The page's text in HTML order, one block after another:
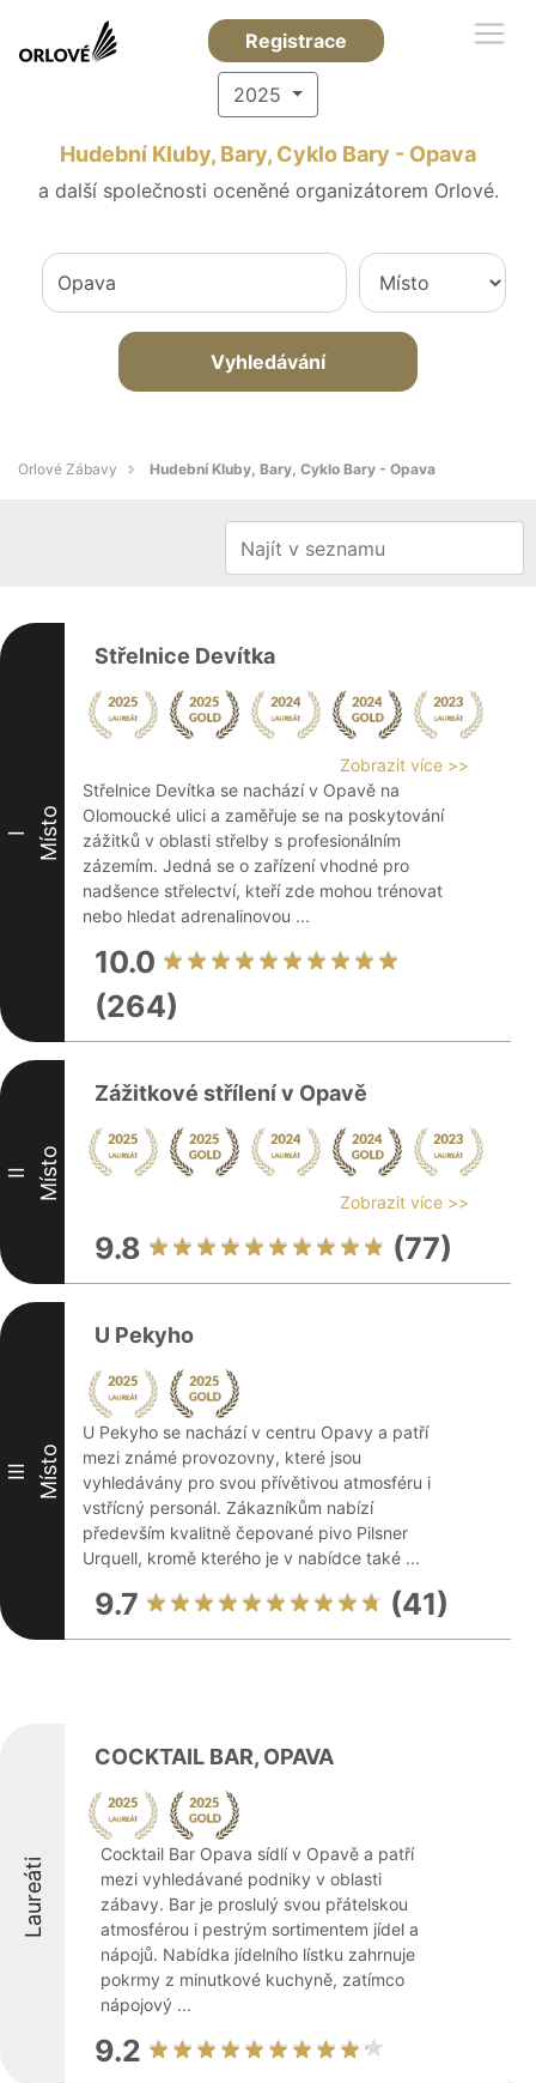
Registrace
2025
Hudební Kluby, Bary, Cyklo Bary - Opava
a další společnosti oceněné organizátorem Orlové.
Vyhledávání
Orlové Zábavy Hudební Kluby, Bary, Cyklo Bary - Opava
I Místo
Střelnice Devítka
Zobrazit více >>
Střelnice Devítka se nachází v Opavě na
Olomoucké ulici a zaměřuje se na poskytování
zážitků v oblasti střelby s profesionálním
zázemím. Jedná se o zařízení vhodné pro
nadšence střelectví, kteří zde mohou trénovat
nebo hledat adrenalinovou ...
10.0
(264)
II Místo
Zážitkové střílení v Opavě
Zobrazit více >>
9.8 (77)
III Místo
U Pekyho
U Pekyho se nachází v centru Opavy a patří
mezi známé provozovny, které jsou
vyhledávány pro svou přívětivou atmosféru i
vstřícný personál. Zákazníkům nabízí
především kvalitně čepované pivo Pilsner
Urquell, kromě kterého je v nabídce také ...
9.7 (41)
Laureáti
COCKTAIL BAR, OPAVA
Cocktail Bar Opava sídlí v Opavě a patří
mezi vyhledávané podniky v oblasti
zábavy. Bar je proslulý svou přátelskou
atmosférou i pestrým sortimentem jídel a
nápojů. Nabídka jídelního lístku zahrnuje
pokrmy z minutkové kuchyně, zatímco
nápojový ...
9.2